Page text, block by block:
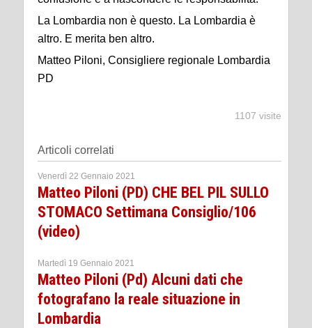
La Lombardia non è questo. La Lombardia è
altro. E merita ben altro.
Matteo Piloni, Consigliere regionale Lombardia
PD
1107 visite
Articoli correlati
Venerdì 22 Gennaio 2021
Matteo Piloni (PD) CHE BEL PIL SULLO
STOMACO Settimana Consiglio/106
(video)
Martedì 19 Gennaio 2021
Matteo Piloni (Pd) Alcuni dati che
fotografano la reale situazione in
Lombardia